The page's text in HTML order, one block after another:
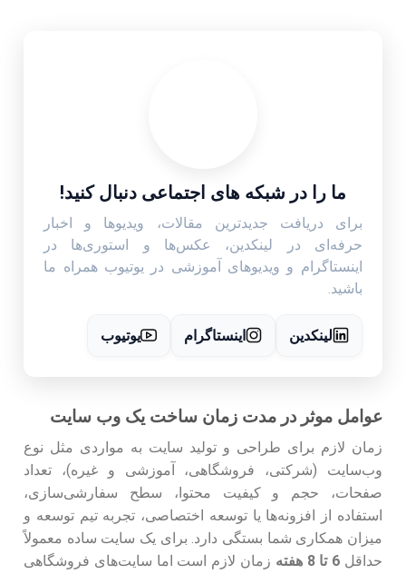
ما را در شبکه های اجتماعی دنبال کنید!
برای دریافت جدیدترین مقالات، ویدیوها و اخبار
حرفه‌ای در لینکدین، عکس‌ها و استوری‌ها در
اینستاگرام و ویدیوهای آموزشی در یوتیوب همراه ما
باشید.
لینکدین اینستاگرام یوتیوب
عوامل موثر در مدت زمان ساخت یک وب سایت
زمان لازم برای طراحی و تولید سایت به مواردی مثل نوع
وب‌سایت (شرکتی، فروشگاهی، آموزشی و غیره)، تعداد
صفحات، حجم و کیفیت محتوا، سطح سفارشی‌سازی،
استفاده از افزونه‌ها یا توسعه اختصاصی، تجربه تیم توسعه و
میزان همکاری شما بستگی دارد. برای یک سایت ساده معمولاً
حداقل 6 تا 8 هفته
زمان لازم است اما سایت‌های فروشگاهی